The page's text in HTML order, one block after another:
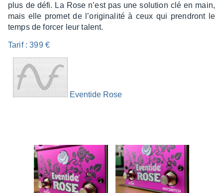
plus de défi. La Rose n’est pas une solu­tion clé en main,
mais elle promet de l’ori­gi­na­lité à ceux qui pren­dront le
temps de forcer leur talent.
Tarif : 399 €
Even­tide Rose